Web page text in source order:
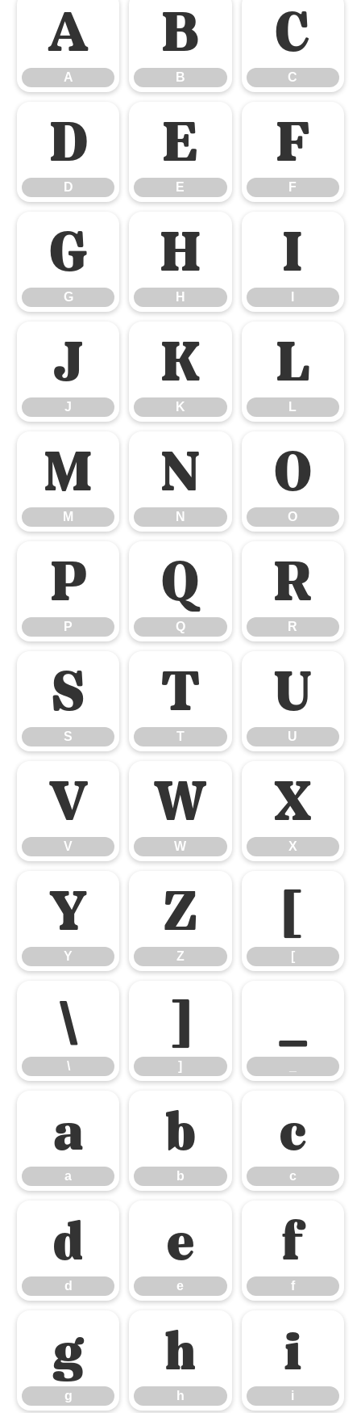
A
A
B
B
C
C
D
D
E
E
F
F
G
G
H
H
I
J
J
K
K
L
L
M
M
N
N
O
O
P
P
Q
Q
R
R
S
S
T
T
U
U
V
V
W
W
X
X
Y
Y
Z
Z
[
[
\
\
]
]
a
a
b
b
c
c
d
d
e
e
f
f
g
g
h
h
i
i